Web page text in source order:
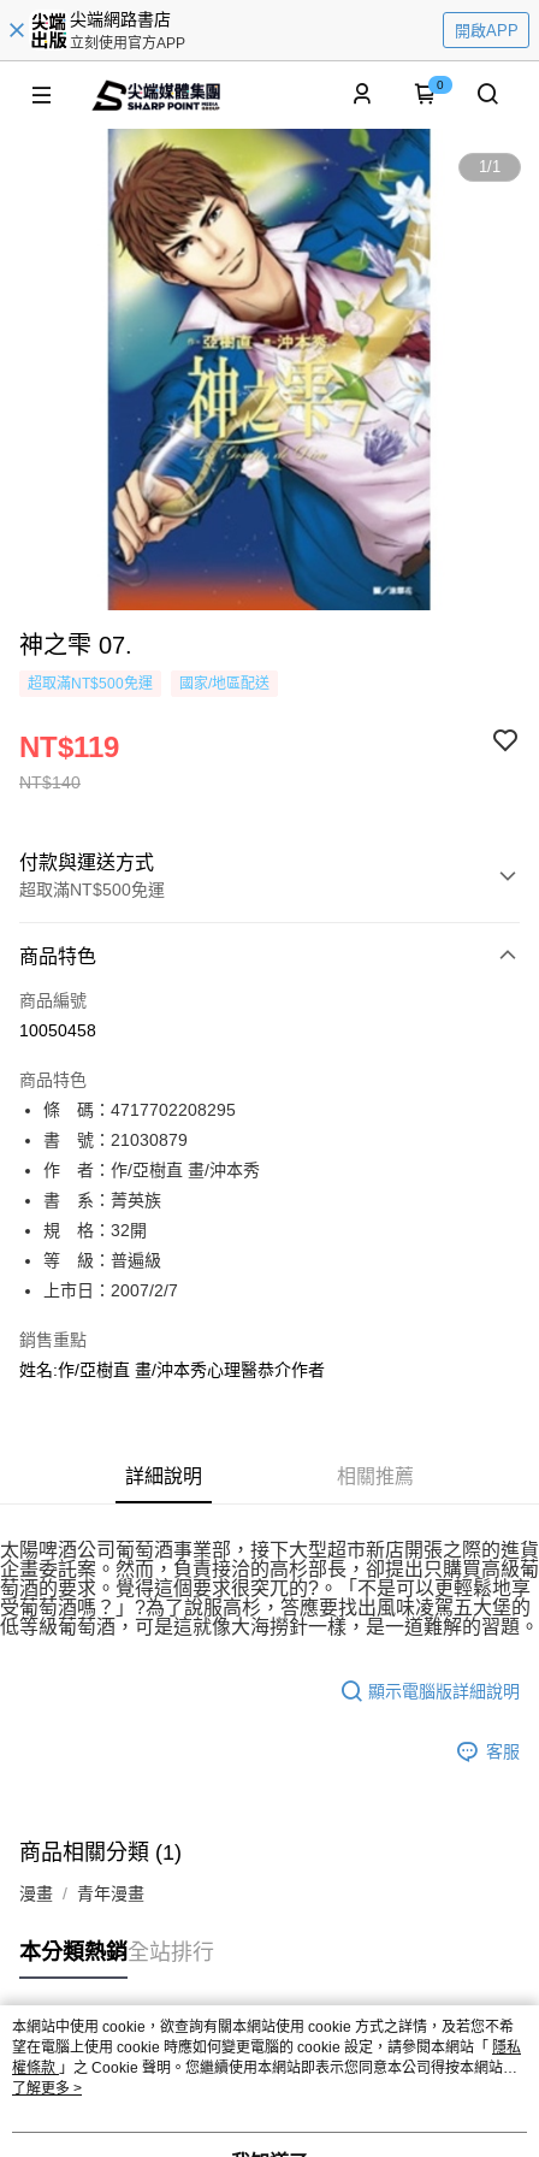
尖端網路書店
立刻使用官方APP
開啟APP
0
1/1
神之雫 07.
超取滿NT$500免運 國家/地區配送
NT$140
NT$119
付款與運送方式
超取滿NT$500免運
信用卡一次付款
超商取貨付款
相關說明
【關於「AFTEE先享後付」】
AFTEE先享後付是「在收到商品之後才付款」的支付方式。 讓您購物簡單
便利好安心！
１．簡單：不需註冊會員、不需綁卡、不需儲值。
２．便利：只要手機號碼，簡訊認證，即可結帳。
３．安心：先確認商品／服務後，再付款。
【「AFTEE先享後付」結帳流程】
１．於結帳方式選擇「AFTEE先享後付」後，將跳轉至「AFTEE先享後付」
２．訂單成立數日內，您將收到繳費通知簡訊。
ATM／網路銀行／等多元方式進行付款，方視為交易完成。
※ 交易是否成功請以「AFTEE先享後付 」之結帳頁面顯示為準，若有關於
是否繳費成功／繳費後需取消欲退款等相關疑問，請聯繫「AFTEE先享後付
客戶支援中心」https://netprotections.freshdesk.com/support/home
【注意事項】
１．透過由恩沛科技股份有限公司提供之「AFTEE先享後付」服務完成之交
易，需依本服務之必要範圍內提供個人資料，並將交易相關給付款項請求債
權轉讓予恩沛科技股份有限公司。
２．關於個人資料處理事宜，請瀏覽以下網址：
３．未成年的使用者請事先徵得法定代理人或監護人之同意方可使用
「AFTEE先享後付」，若未經同意申辦者引起之損失，本公司不負相關責
４．使用「AFTEE先享後付」時，將依據個別帳號之用戶狀況，依本公司即
時審查核予不同之上限額度；若仍有額度不足之情形，本公司將視審查結果
ATM付款
運送方式
全家取貨付款
每筆NT$80，滿NT$500(含以上)免運費
每筆NT$80，滿NT$500(含以上)免運費
付款後萊爾富取貨
7-11取貨付款
每筆NT$80，滿NT$500(含以上)免運費
付款後7-11取貨
商品特色
商品編號
10050458
商品特色
條 碼：4717702208295
書 號：21030879
作 者：作/亞樹直 畫/沖本秀
書 系：菁英族
規 格：32開
等 級：普遍級
上市日：2007/2/7
銷售重點
姓名:作/亞樹直 畫/沖本秀心理醫恭介作者
詳細說明 相關推薦
太陽啤酒公司葡萄酒事業部，接下大型超市新店開張之際的進貨
企畫委託案。然而，負責接洽的高杉部長，卻提出只購買高級葡
萄酒的要求。覺得這個要求很突兀的?。「不是可以更輕鬆地享
受葡萄酒嗎？」?為了說服高杉，答應要找出風味凌駕五大堡的
低等級葡萄酒，可是這就像大海撈針一樣，是一道難解的習題。
顯示電腦版詳細說明
客服
商品相關分類 (1)
漫畫 青年漫畫
本分類熱銷全站排行
熱門標籤
本網站中使用 cookie，欲查詢有關本網站使用 cookie 方式之詳情，及若您不希
望在電腦上使用 cookie 時應如何變更電腦的 cookie 設定，請參閱本網站「 隱私
權條款 」之 Cookie 聲明。您繼續使用本網站即表示您同意本公司得按本網站使
用條款之 Cookie 聲明使用 cookie。
了解更多 >